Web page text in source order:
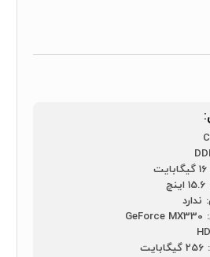
16 گیگابایت
15.6 اینچ
ندارد
GeForce MX330
256 گیگابایت